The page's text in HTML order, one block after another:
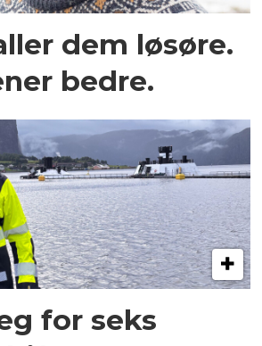
dem løsøre.
bedre.
for seks